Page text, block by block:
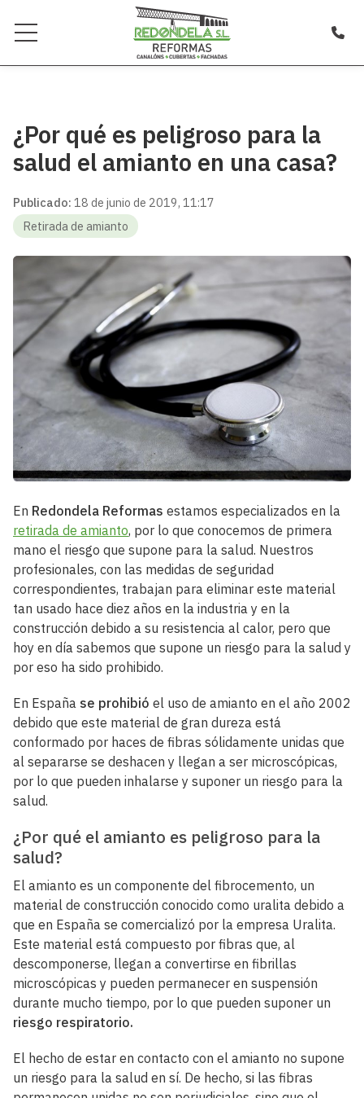
¿Por qué es peligroso para la
salud el amianto en una casa?
Publicado: 18 de junio de 2019, 11:17
Retirada de amianto
En Redondela Reformas estamos especializados en la
retirada de amianto, por lo que conocemos de primera
mano el riesgo que supone para la salud. Nuestros
profesionales, con las medidas de seguridad
correspondientes, trabajan para eliminar este material
tan usado hace diez años en la industria y en la
construcción debido a su resistencia al calor, pero que
hoy en día sabemos que supone un riesgo para la salud y
por eso ha sido prohibido.
En España se prohibió el uso de amianto en el año 2002
debido que este material de gran dureza está
conformado por haces de fibras sólidamente unidas que
al separarse se deshacen y llegan a ser microscópicas,
por lo que pueden inhalarse y suponer un riesgo para la
salud.
¿Por qué el amianto es peligroso para la
salud?
El amianto es un componente del fibrocemento, un
material de construcción conocido como uralita debido a
que en España se comercializó por la empresa Uralita.
Este material está compuesto por fibras que, al
descomponerse, llegan a convertirse en fibrillas
microscópicas y pueden permanecer en suspensión
durante mucho tiempo, por lo que pueden suponer un
riesgo respiratorio.
El hecho de estar en contacto con el amianto no supone
un riesgo para la salud en sí. De hecho, si las fibras